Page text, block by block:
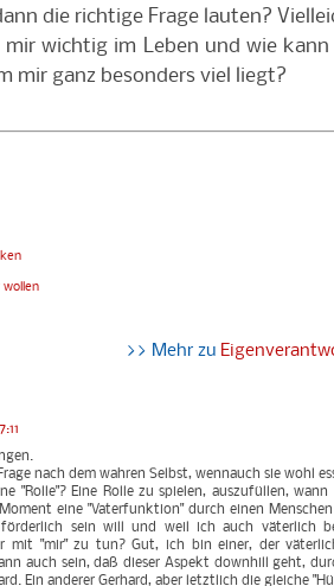
die richtige Frage lauten?
mir wichtig im Leben und wie
mir ganz besonders viel liegt?
>> Mehr zu
nach dem wahren Selbst, wennauch sie wohl
"Rolle"? Eine Rolle zu spielen, auszufüllen,
eine "Vaterfunktion" durch einen
sein will und weil ich auch väterlich
mit "mir" zu tun? Gut, ich bin einer, der
auch sein, daß dieser Aspekt downhill geht,
Ein anderer Gerhard, aber letztlich die gleiche